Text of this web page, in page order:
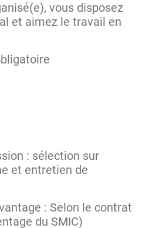
vous disposez
et aimez le travail en
: sélection sur
et entretien de
: Selon le contrat
du SMIC)